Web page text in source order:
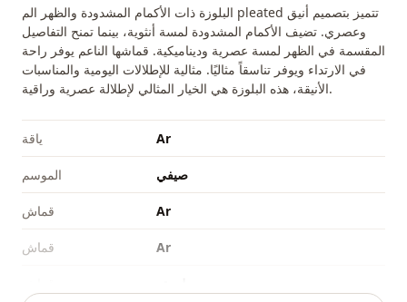
البلوزة ذات الأكمام المشدودة والظهر الم pleated تتميز بتصميم أنيق
وعصري. تضيف الأكمام المشدودة لمسة أنثوية، بينما تمنح التفاصيل
المقسمة في الظهر لمسة عصرية وديناميكية. قماشها الناعم يوفر راحة
في الارتداء ويوفر تناسقاً مثاليًا. مثالية للإطلالات اليومية والمناسبات
الأنيقة، هذه البلوزة هي الخيار المثالي لإطلالة عصرية وراقية.
ياقة Ar
الموسم صيفي
قماش Ar
قماش Ar